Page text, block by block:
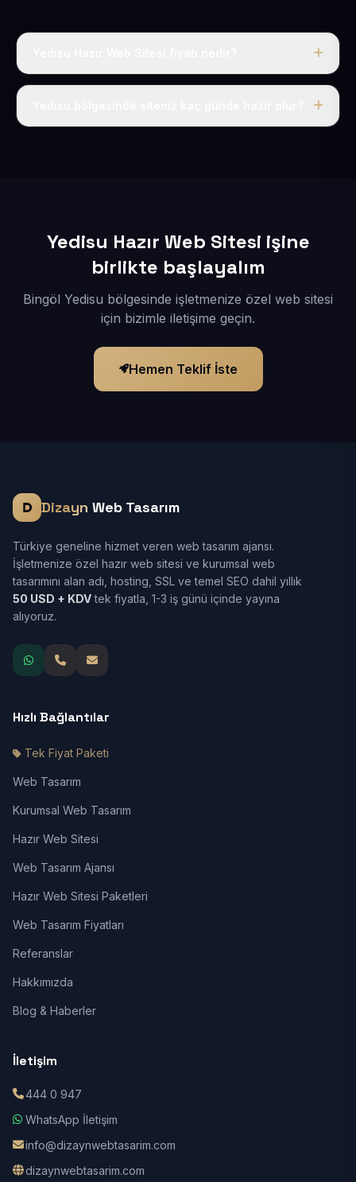
Tek fiyat uygulanır: yıllık 50 USD + KDV. Bu bedele alan
Yedisu Hazır Web Sitesi işine
birlikte başlayalım
Bingöl Yedisu bölgesinde işletmenize özel web sitesi
için bizimle iletişime geçin.
Hemen Teklif İste
Dizayn Web Tasarım
Türkiye geneline hizmet veren web tasarım ajansı.
İşletmenize özel hazır web sitesi ve kurumsal web
tasarımını alan adı, hosting, SSL ve temel SEO dahil yıllık
50 USD + KDVtek fiyatla, 1-3 iş günü içinde yayına
alıyoruz.
Hızlı Bağlantılar
Tek Fiyat Paketi
Web Tasarım
Kurumsal Web Tasarım
Hazır Web Sitesi
Web Tasarım Ajansı
Hazır Web Sitesi Paketleri
Web Tasarım Fiyatları
Referanslar
Hakkımızda
Blog & Haberler
İletişim
444 0 947
WhatsApp İletişim
info@dizaynwebtasarim.com
dizaynwebtasarim.com